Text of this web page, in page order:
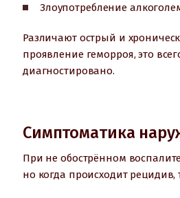
Злоупотребление
Различают острый и
проявление геморроя, это
диагностировано.
Симптоматика
При не обострённом
но когда происходит рецидив,